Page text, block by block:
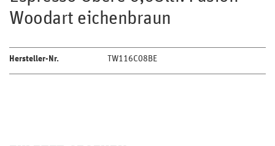
Woodart eichenbraun
Hersteller-Nr. TW116C08BE